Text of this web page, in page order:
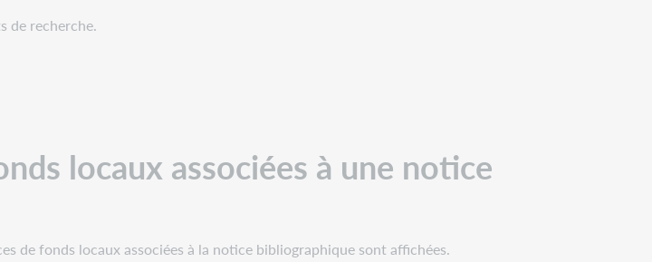
de recherche.
locaux associées à une notice
de fonds locaux associées à la notice bibliographique sont affichées.